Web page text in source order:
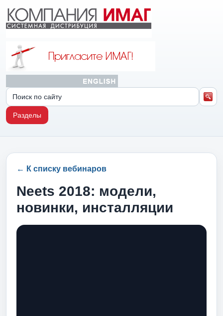
Разделы
← К списку вебинаров
Neets 2018: модели,
новинки, инсталляции